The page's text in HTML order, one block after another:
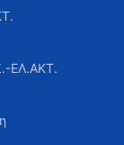
ΕΛ.ΑΚΤ.